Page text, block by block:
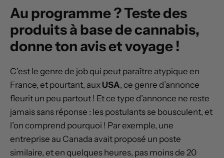
Au programme ? Teste des
produits à base de cannabis,
donne ton avis et voyage !
C’est le genre de job qui peut paraître atypique en
France, et pourtant, auxUSA, ce genre d’annonce
fleurit un peu partout ! Et ce type d’annonce ne reste
jamais sans réponse : les postulants se bousculent, et
l’on comprend pourquoi ! Par exemple, une
entreprise au Canada avait proposé un poste
similaire, et en quelques heures, pas moins de 20